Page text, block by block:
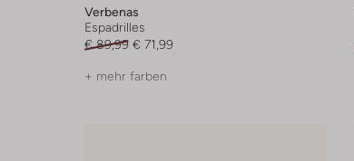
Verbenas
Espadrilles
€ 89,99 € 71,99
+ mehr farben